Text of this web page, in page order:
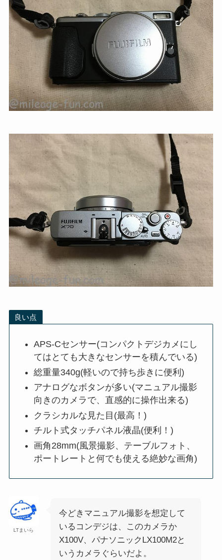
良い点
APS-Cセンサー(コンパクトデジカメにし
てはとても大きなセンサーを積んでいる)
総重量340g(軽いので持ち歩きに便利)
アナログなボタンが多い(マニュアル撮影
向きのカメラで、直感的に操作出来る)
クラシカルな見た目(最高！)
チルト式タッチパネル液晶(便利！)
画角28mm(風景撮影、テーブルフォト、
ポートレートと何でも使える絶妙な画角)
LTまいら
今どきマニュアル撮影を想定して
いるコンデジは、このカメラか
X100V、パナソニックLX100M2と
いうカメラぐらいだよ。